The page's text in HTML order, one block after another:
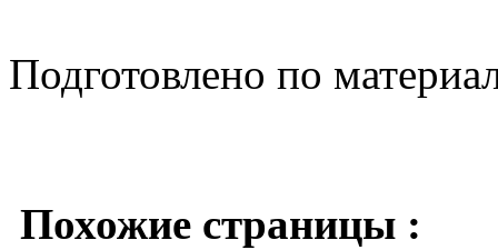
Подготовлено по
Похожие страницы :